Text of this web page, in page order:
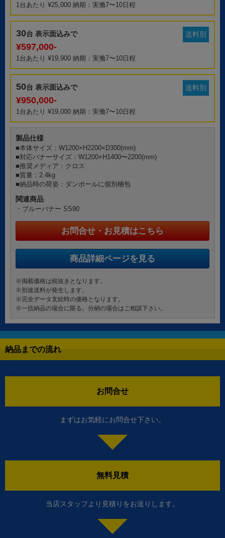
1台あたり ¥25,000 納期：実働7〜10日程
送料別
30台 表示面込みで
¥597,000-
1台あたり ¥19,900 納期：実働7〜10日程
送料別
50台 表示面込みで
¥950,000-
1台あたり ¥19,000 納期：実働7〜10日程
製品仕様
■本体サイズ：W1200×H2200×D300(mm)
■対応バナーサイズ：W1200×H1400〜2200(mm)
■推奨メディア：クロス
■質量：2.4kg
■納品時の荷姿：ダンボールに個別梱包
関連商品
・ブルーバナー SS90
お問合せ・お見積はこちら
商品詳細ページを見る
※掲載価格は税抜きとなります。
※別途送料が発生します。
※完全データ支給時の価格となります。
※一括納品の場合に限る。分納の場合はご相談下さい。
納品までの流れ
お問合せ
まずはお気軽にお問合せ下さい。
無料見積
当店スタッフより見積りをお送りします。